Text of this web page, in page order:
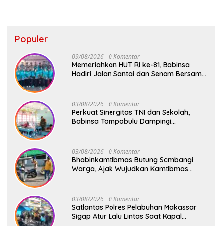
Populer
09/08/2026 0 Komentar
Memeriahkan HUT RI ke-81, Babinsa
Hadiri Jalan Santai dan Senam Bersama
03/08/2026 0 Komentar
Perkuat Sinergitas TNI dan Sekolah,
Babinsa Tompobulu Dampingi
03/08/2026 0 Komentar
Bhabinkamtibmas Butung Sambangi
Warga, Ajak Wujudkan Kamtibmas
03/08/2026 0 Komentar
Satlantas Polres Pelabuhan Makassar
Sigap Atur Lalu Lintas Saat Kapal